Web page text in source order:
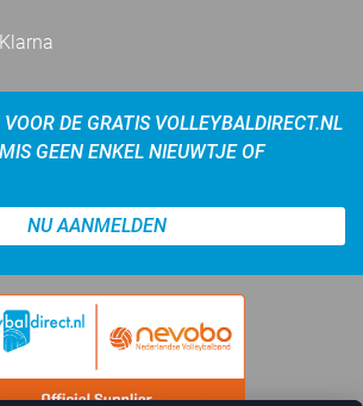
DE GRATIS VOLLEYBALDIRECT.NL
GEEN ENKEL NIEUWTJE OF
NU AANMELDEN